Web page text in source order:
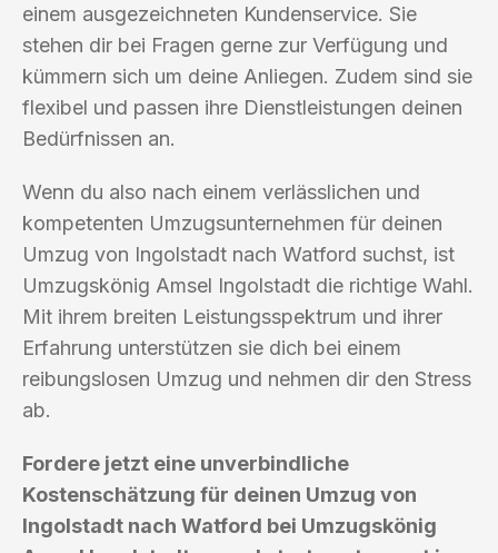
einem ausgezeichneten Kundenservice. Sie
stehen dir bei Fragen gerne zur Verfügung und
kümmern sich um deine Anliegen. Zudem sind sie
flexibel und passen ihre Dienstleistungen deinen
Bedürfnissen an.
Wenn du also nach einem verlässlichen und
kompetenten Umzugsunternehmen für deinen
Umzug von Ingolstadt nach Watford suchst, ist
Umzugskönig Amsel Ingolstadt die richtige Wahl.
Mit ihrem breiten Leistungsspektrum und ihrer
Erfahrung unterstützen sie dich bei einem
reibungslosen Umzug und nehmen dir den Stress
ab.
Fordere jetzt eine unverbindliche
Kostenschätzung für deinen Umzug von
Ingolstadt nach Watford bei Umzugskönig